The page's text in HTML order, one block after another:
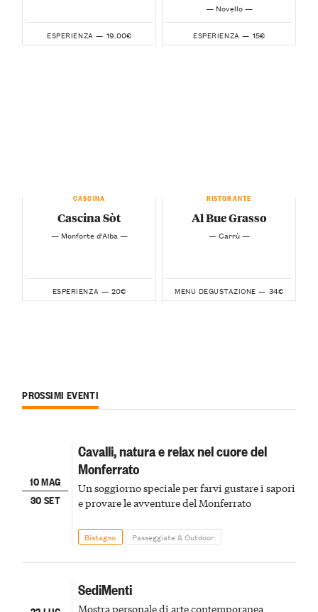
ESPERIENZA — 19.00€
— Novello —
ESPERIENZA — 15€
CASCINA
Cascina Sòt
— Monforte d’Alba —
ESPERIENZA — 20€
RISTORANTE
Al Bue Grasso
— Carrù —
MENU DEGUSTAZIONE — 34€
PROSSIMI EVENTI
10 MAG
30 SET
Cavalli, natura e relax nel cuore del
Monferrato
Un soggiorno speciale per farvi gustare i sapori
e provare le avventure del Monferrato
Bistagno Passeggiate & Outdoor
SediMenti
Mostra personale di arte contemporanea